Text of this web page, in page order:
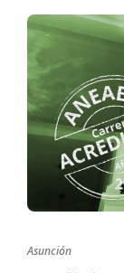
Asunción